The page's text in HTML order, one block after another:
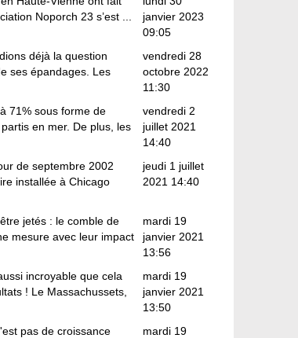
Noporch 23 s’est ...
janvier 2023
09:05
déjà la question
ses épandages. Les
vendredi 28
octobre 2022
11:30
71% sous forme de
en mer. De plus, les
vendredi 2
juillet 2021
14:40
de septembre 2002
installée à Chicago
jeudi 1 juillet
2021 14:40
jetés : le comble de
mesure avec leur impact
mardi 19
janvier 2021
13:56
incroyable que cela
! Le Massachussets,
mardi 19
janvier 2021
13:50
pas de croissance
mardi 19